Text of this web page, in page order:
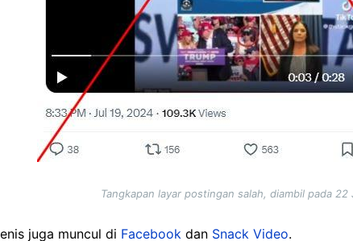
Tangkapan layar postingan salah, diambil pada 22
juga muncul di Facebook dan Snack Video.